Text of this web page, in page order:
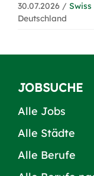
30.07.2026 /
Deutschland
JOBSUCHE
Alle Jobs
Alle Städte
Alle Berufe